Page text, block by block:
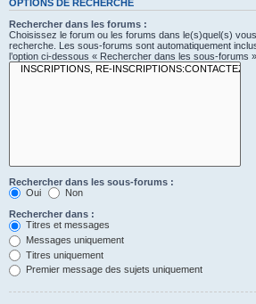
OPTIONS DE RECHERCHE
Rechercher dans les forums :
Choisissez le forum ou les forums dans le(s)quel(s)
recherche. Les sous-forums sont automatiquement
l’option ci-dessous « Rechercher dans les sous-forums ».
Rechercher dans les sous-forums :
Oui
Non
Rechercher dans :
Titres et messages
Messages uniquement
Titres uniquement
Premier message des sujets uniquement